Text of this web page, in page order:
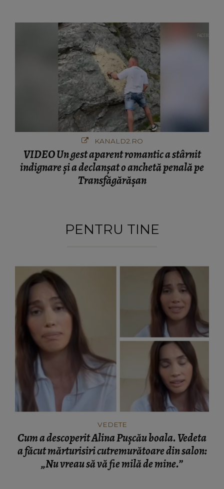
KANALD2.RO
VIDEO Un gest aparent romantic a stârnit
indignare și a declanșat o anchetă penală pe
Transfăgărășan
PENTRU TINE
VEDETE
Cum a descoperit Alina Pușcău boala. Vedeta
a făcut mărturisiri cutremurătoare din salon:
„Nu vreau să vă fie milă de mine.”